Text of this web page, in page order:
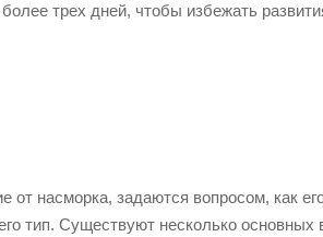
трех дней, чтобы избежать
насморка, задаются вопросом, как
тип. Существуют несколько основных